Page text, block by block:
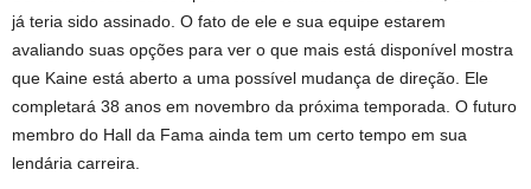
já teria sido assinado. O fato de ele e sua equipe estarem
avaliando suas opções para ver o que mais está disponível mostra
que Kaine está aberto a uma possível mudança de direção. Ele
completará 38 anos em novembro da próxima temporada. O futuro
membro do Hall da Fama ainda tem um certo tempo em sua
lendária carreira.